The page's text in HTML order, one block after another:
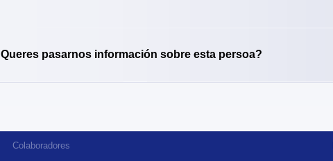
Queres pasarnos información sobre esta persoa?
Colaboradores